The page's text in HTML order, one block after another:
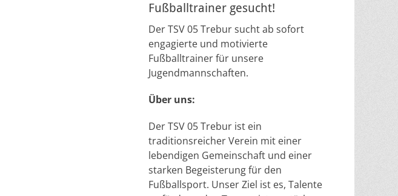
Fußballtrainer gesucht!
Der TSV 05 Trebur sucht ab sofort
engagierte und motivierte
Fußballtrainer für unsere
Jugendmannschaften.
Über uns:
Der TSV 05 Trebur ist ein
traditionsreicher Verein mit einer
lebendigen Gemeinschaft und einer
starken Begeisterung für den
Fußballsport. Unser Ziel ist es, Talente